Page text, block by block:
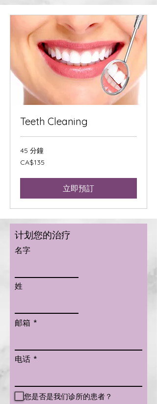
Teeth Cleaning
45 分鐘
135
加
大
CA$135
立即預訂
计划您的治疗
名字
姓
邮箱
电话
您是否是我们诊所的患者？